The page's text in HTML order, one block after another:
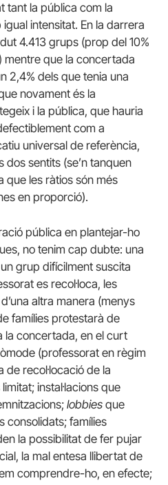
tant la pública com la
intensitat. En la darrera
4.413 grups (prop del 10%
mentre que la concertada
2,4% dels que tenia una
novament és la
i la pública, que hauria
com a
universal de referència,
sentits (se’n tanquen
que les ràtios són més
en proporció).
pública en plantejar-ho
no tenim cap dubte: una
grup difícilment suscita
es recol·loca, les
altra manera (menys
famílies protestarà de
la concertada, en el curt
(professorat en règim
de recol·locació de la
instal·lacions que
lobbies que
consolidats; famílies
la possibilitat de fer pujar
la mal entesa llibertat de
comprendre-ho, en efecte;